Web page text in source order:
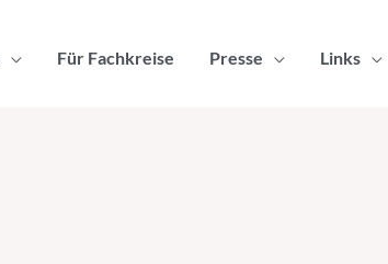
Für Fachkreise Presse Links